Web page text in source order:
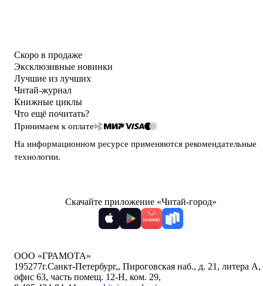
Скоро в продаже
Эксклюзивные новинки
Лучшие из лучших
Читай-журнал
Книжные циклы
Что ещё почитать?
Принимаем к оплате
На информационном ресурсе применяются рекомендательные
технологии.
Скачайте приложение «Читай-город»
ООО «ГРАМОТА»
195277г.Санкт-Петербург,, Пироговская наб., д. 21, литера А,
офис 63, часть помещ. 12-Н, ком. 29,